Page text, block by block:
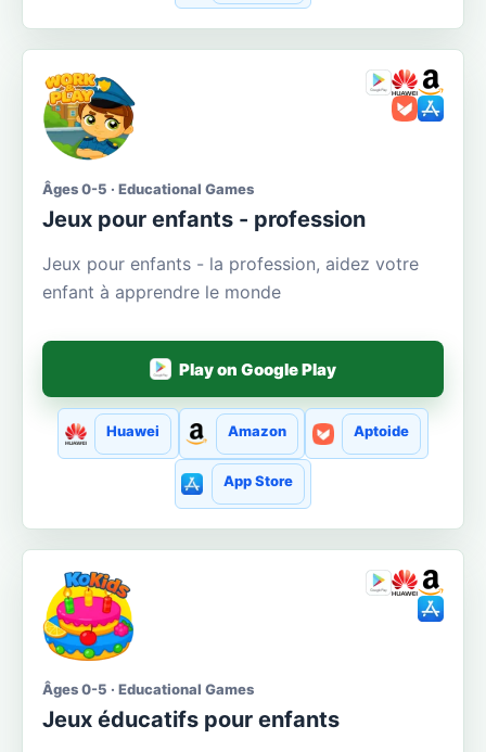
Âges 0-5 · Educational Games
Jeux pour enfants - profession
Jeux pour enfants - la profession, aidez votre
enfant à apprendre le monde
Play on Google Play
Huawei Amazon Aptoide
App Store
Âges 0-5 · Educational Games
Jeux éducatifs pour enfants